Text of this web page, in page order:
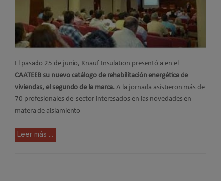
El pasado 25 de junio, Knauf Insulation presentó a en el
CAATEEB su nuevo catálogo de rehabilitación energética de
viviendas, el segundo de la marca. A la jornada asistieron más de
70 profesionales del sector interesados en las novedades en
matera de aislamiento
Leer más ...